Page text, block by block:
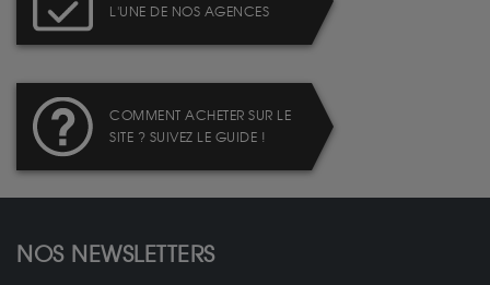
L'UNE DE NOS AGENCES
COMMENT ACHETER SUR LE
SITE ? SUIVEZ LE GUIDE !
NOS NEWSLETTERS